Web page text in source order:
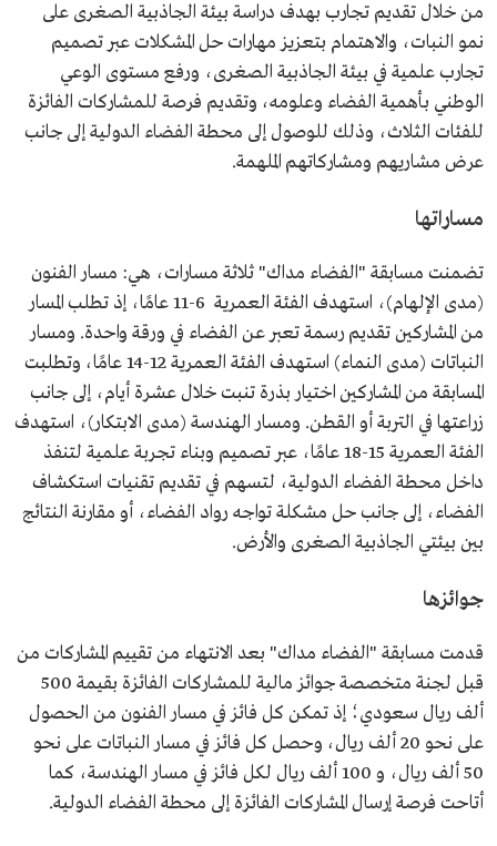
من خلال تقديم تجارب بهدف دراسة بيئة الجاذبية الصغرى على
نمو النبات، والاهتمام بتعزيز مهارات حل المشكلات عبر تصميم
تجارب علمية في بيئة الجاذبية الصغرى، ورفع مستوى الوعي
الوطني بأهمية الفضاء وعلومه، وتقديم فرصة للمشاركات الفائزة
للفئات الثلاث، وذلك للوصول إلى محطة الفضاء الدولية إلى جانب
عرض مشاريهم ومشاركاتهم الملهمة.
مساراتها
تضمنت مسابقة "الفضاء مداك" ثلاثة مسارات، هي: مسار الفنون
(مدى الإلهام)، استهدف الفئة العمرية 6-11 عامًا، إذ تطلب المسار
من المشاركين تقديم رسمة تعبر عن الفضاء في ورقة واحدة. ومسار
النباتات (مدى النماء) استهدف الفئة العمرية 12-14 عامًا، وتطلبت
المسابقة من المشاركين اختيار بذرة تنبت خلال عشرة أيام، إلى جانب
زراعتها في التربة أو القطن. ومسار الهندسة (مدى الابتكار)، استهدف
الفئة العمرية 15-18 عامًا، عبر تصميم وبناء تجربة علمية لتنفذ
داخل محطة الفضاء الدولية، لتسهم في تقديم تقنيات استكشاف
الفضاء، إلى جانب حل مشكلة تواجه رواد الفضاء، أو مقارنة النتائج
بين بيئتي الجاذبية الصغرى والأرض.
جوائزها
قدمت مسابقة "الفضاء مداك" بعد الانتهاء من تقييم المشاركات من
قبل لجنة متخصصة جوائز مالية للمشاركات الفائزة بقيمة 500
ألف ريال سعودي؛ إذ تمكن كل فائز في مسار الفنون من الحصول
على نحو 20 ألف ريال، وحصل كل فائز في مسار النباتات على نحو
50 ألف ريال، و 100 ألف ريال لكل فائز في مسار الهندسة، كما
أتاحت فرصة إرسال المشاركات الفائزة إلى محطة الفضاء الدولية.